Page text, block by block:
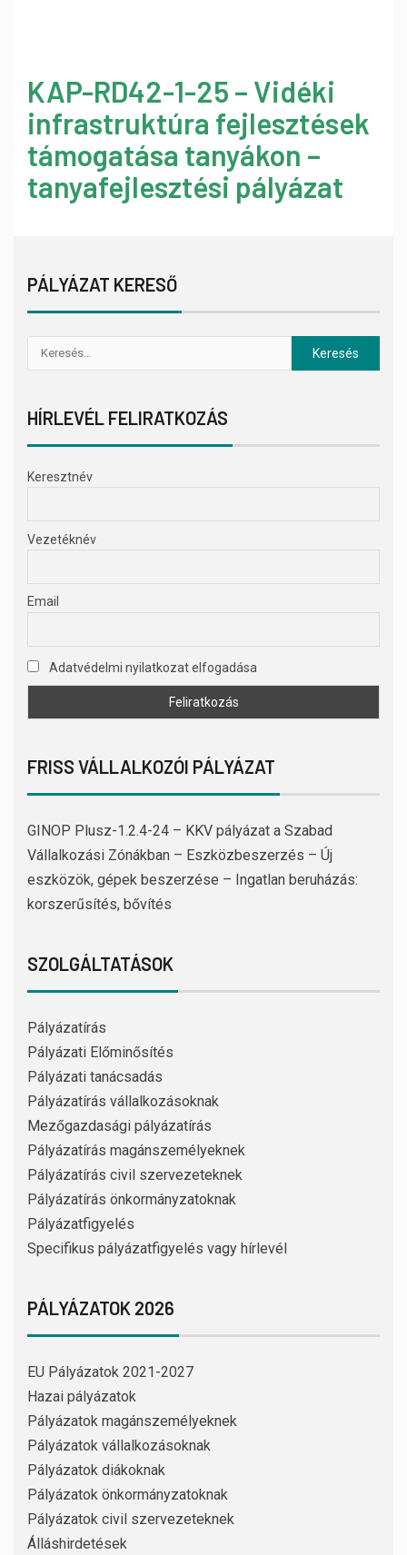
KAP-RD42-1-25 – Vidéki
infrastruktúra fejlesztések
támogatása tanyákon –
tanyafejlesztési pályázat
PÁLYÁZAT KERESŐ
HÍRLEVÉL FELIRATKOZÁS
Keresztnév
Vezetéknév
Email
Adatvédelmi nyilatkozat elfogadása
FRISS VÁLLALKOZÓI PÁLYÁZAT
GINOP Plusz-1.2.4-24 – KKV pályázat a Szabad
Vállalkozási Zónákban – Eszközbeszerzés – Új
eszközök, gépek beszerzése – Ingatlan beruházás:
korszerűsítés, bővítés
SZOLGÁLTATÁSOK
Pályázatírás
Pályázati Előminősítés
Pályázati tanácsadás
Pályázatírás vállalkozásoknak
Mezőgazdasági pályázatírás
Pályázatírás magánszemélyeknek
Pályázatírás civil szervezeteknek
Pályázatírás önkormányzatoknak
Pályázatfigyelés
Specifikus pályázatfigyelés vagy hírlevél
PÁLYÁZATOK 2026
EU Pályázatok 2021-2027
Hazai pályázatok
Pályázatok magánszemélyeknek
Pályázatok vállalkozásoknak
Pályázatok diákoknak
Pályázatok önkormányzatoknak
Pályázatok civil szervezeteknek
Álláshirdetések